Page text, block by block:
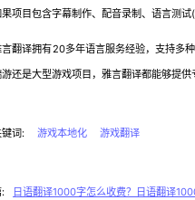
目包含字幕制作、配音录制、语言测试
译拥有20多年语言服务经验，支持多种
还是大型游戏项目，雅言翻译都能够提供
词: 游戏本地化 游戏翻译
: 日语翻译1000字怎么收费？日语翻译